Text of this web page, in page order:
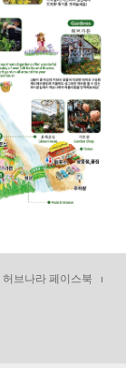
허브나라 페이스북